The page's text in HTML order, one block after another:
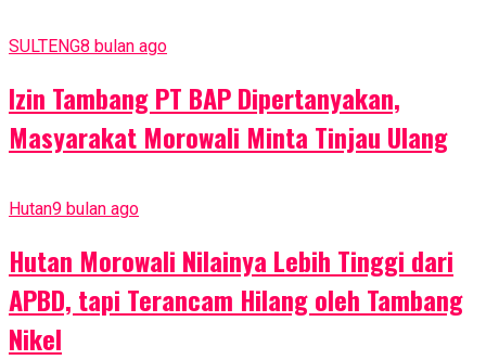
SULTENG8 bulan ago
Izin Tambang PT BAP Dipertanyakan,
Masyarakat Morowali Minta Tinjau Ulang
Hutan9 bulan ago
Hutan Morowali Nilainya Lebih Tinggi dari
APBD, tapi Terancam Hilang oleh Tambang
Nikel